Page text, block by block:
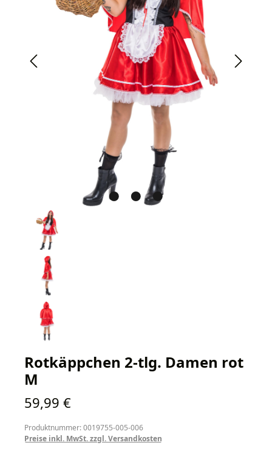
Rotkäppchen 2-tlg. Damen rot
M
Regulärer Preis:
59,99 €
Produktnummer: 0019755-005-006
Preise inkl. MwSt. zzgl. Versandkosten